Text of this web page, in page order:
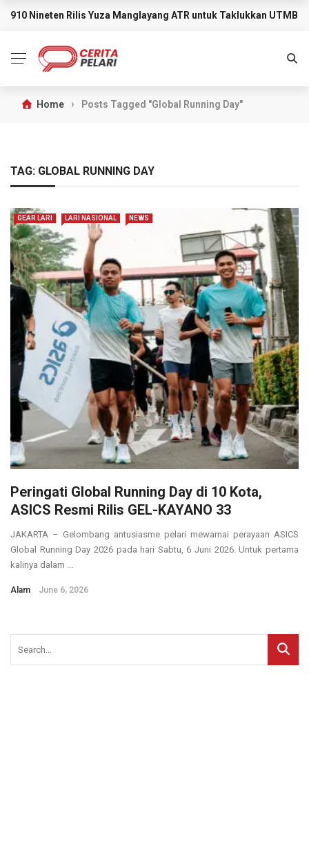
BREAKING NEWS
910 Nineten Rilis Yuza Manglayang ATR untuk Taklukkan UTMB
Home › Posts Tagged "Global Running Day"
TAG: GLOBAL RUNNING DAY
GEAR LARI LARI NASIONAL NEWS
Peringati Global Running Day di 10 Kota,
ASICS Resmi Rilis GEL-KAYANO 33
JAKARTA – Gelombang antusiasme pelari mewarnai perayaan ASICS
Global Running Day 2026 pada hari Sabtu, 6 Juni 2026. Untuk pertama
kalinya dalam ...
Alam June 6, 2026